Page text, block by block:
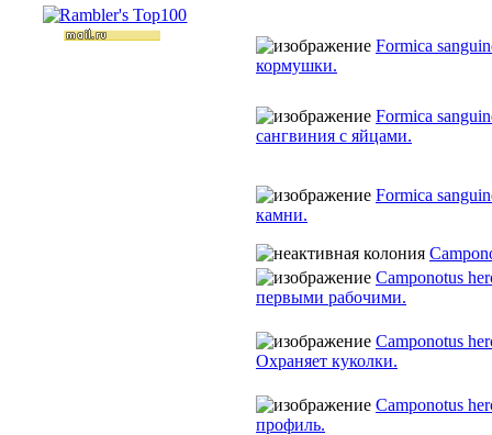
Formica
кормушки.
Formica
сангвиния с яйцами.
Formica
камни.
Camponotus
первыми рабочими.
Camponotus
Охраняет куколки.
Camponotus
профиль.